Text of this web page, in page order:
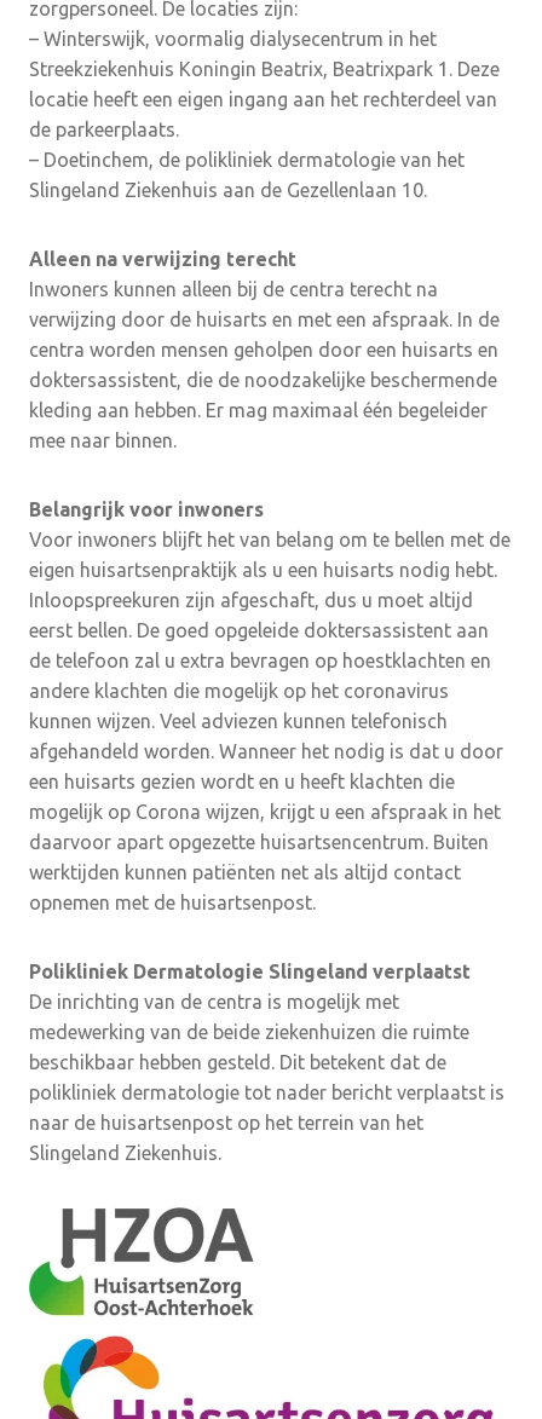
zorgpersoneel. De locaties zijn:
– Winterswijk, voormalig dialysecentrum in het
Streekziekenhuis Koningin Beatrix, Beatrixpark 1. Deze
locatie heeft een eigen ingang aan het rechterdeel van
de parkeerplaats.
– Doetinchem, de polikliniek dermatologie van het
Slingeland Ziekenhuis aan de Gezellenlaan 10.
Alleen na verwijzing terecht
Inwoners kunnen alleen bij de centra terecht na
verwijzing door de huisarts en met een afspraak. In de
centra worden mensen geholpen door een huisarts en
doktersassistent, die de noodzakelijke beschermende
kleding aan hebben. Er mag maximaal één begeleider
mee naar binnen.
Belangrijk voor inwoners
Voor inwoners blijft het van belang om te bellen met de
eigen huisartsenpraktijk als u een huisarts nodig hebt.
Inloopspreekuren zijn afgeschaft, dus u moet altijd
eerst bellen. De goed opgeleide doktersassistent aan
de telefoon zal u extra bevragen op hoestklachten en
andere klachten die mogelijk op het coronavirus
kunnen wijzen. Veel adviezen kunnen telefonisch
afgehandeld worden. Wanneer het nodig is dat u door
een huisarts gezien wordt en u heeft klachten die
mogelijk op Corona wijzen, krijgt u een afspraak in het
daarvoor apart opgezette huisartsencentrum. Buiten
werktijden kunnen patiënten net als altijd contact
opnemen met de huisartsenpost.
Polikliniek Dermatologie Slingeland verplaatst
De inrichting van de centra is mogelijk met
medewerking van de beide ziekenhuizen die ruimte
beschikbaar hebben gesteld. Dit betekent dat de
polikliniek dermatologie tot nader bericht verplaatst is
naar de huisartsenpost op het terrein van het
Slingeland Ziekenhuis.